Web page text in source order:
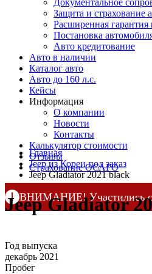
Документальное
Защита и страхование
Расширенная гарантия
Постановка
Авто кредитование
Авто в наличии
Каталог авто
Авто до 160 л.с.
Кейсы
Информация
О компании
Новости
Контакты
Калькулятор стоимости
Отзывы
Страхование ОСАГО
ВНИМАНИЕ! Участились
Компания DSS Group
Главная
Jeep из Кореи под заказ
Jeep Gladiator 2021 black
Jeep Gladiator
Год выпуска
декабрь 2021
Пробег